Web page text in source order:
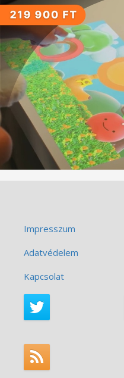
Impresszum
Adatvédelem
Kapcsolat